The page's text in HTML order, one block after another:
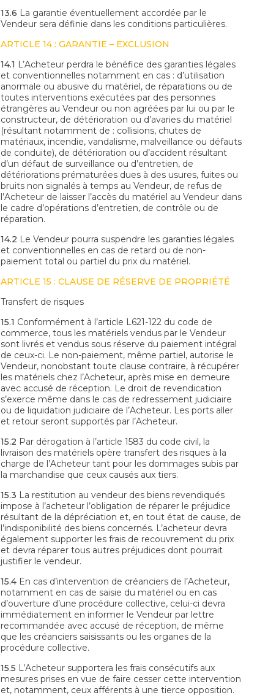
13.6 La garantie éventuellement accordée par le
Vendeur sera définie dans les conditions particulières.
ARTICLE 14 : GARANTIE – EXCLUSION
14.1 L’Acheteur perdra le bénéfice des garanties légales
et conventionnelles notamment en cas : d’utilisation
anormale ou abusive du matériel, de réparations ou de
toutes interventions exécutées par des personnes
étrangères au Vendeur ou non agréées par lui ou par le
constructeur, de détérioration ou d’avaries du matériel
(résultant notamment de : collisions, chutes de
matériaux, incendie, vandalisme, malveillance ou défauts
de conduite), de détérioration ou d’accident résultant
d’un défaut de surveillance ou d’entretien, de
détériorations prématurées dues à des usures, fuites ou
bruits non signalés à temps au Vendeur, de refus de
l’Acheteur de laisser l’accès du matériel au Vendeur dans
le cadre d’opérations d’entretien, de contrôle ou de
réparation.
14.2 Le Vendeur pourra suspendre les garanties légales
et conventionnelles en cas de retard ou de non-
paiement total ou partiel du prix du matériel.
ARTICLE 15 : CLAUSE DE RÉSERVE DE PROPRIÉTÉ
Transfert de risques
15.1 Conformément à l’article L621-122 du code de
commerce, tous les matériels vendus par le Vendeur
sont livrés et vendus sous réserve du paiement intégral
de ceux-ci. Le non-paiement, même partiel, autorise le
Vendeur, nonobstant toute clause contraire, à récupérer
les matériels chez l’Acheteur, après mise en demeure
avec accusé de réception. Le droit de revendication
s’exerce même dans le cas de redressement judiciaire
ou de liquidation judiciaire de l’Acheteur. Les ports aller
et retour seront supportés par l’Acheteur.
15.2 Par dérogation à l’article 1583 du code civil, la
livraison des matériels opère transfert des risques à la
charge de l’Acheteur tant pour les dommages subis par
la marchandise que ceux causés aux tiers.
15.3 La restitution au vendeur des biens revendiqués
impose à l’acheteur l’obligation de réparer le préjudice
résultant de la dépréciation et, en tout état de cause, de
l’indisponibilité des biens concernés. L’acheteur devra
également supporter les frais de recouvrement du prix
et devra réparer tous autres préjudices dont pourrait
justifier le vendeur.
15.4 En cas d’intervention de créanciers de l’Acheteur,
notamment en cas de saisie du matériel ou en cas
d’ouverture d’une procédure collective, celui-ci devra
immédiatement en informer le Vendeur par lettre
recommandée avec accusé de réception, de même
que les créanciers saisissants ou les organes de la
procédure collective.
15.5 L’Acheteur supportera les frais consécutifs aux
mesures prises en vue de faire cesser cette intervention
et, notamment, ceux afférents à une tierce opposition.